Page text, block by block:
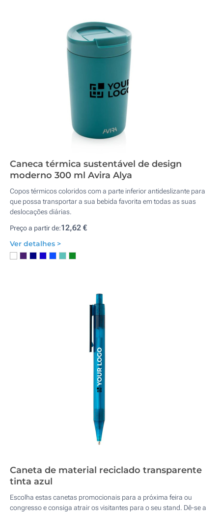
Caneca térmica sustentável de design
moderno 300 ml Avira Alya
Copos térmicos coloridos com a parte inferior antideslizante para
que possa transportar a sua bebida favorita em todas as suas
deslocações diárias.
Preço a partir de:12,62 €
Ver detalhes >
Caneta de material reciclado transparente
tinta azul
Escolha estas canetas promocionais para a próxima feira ou
congresso e consiga atrair os visitantes para o seu stand. Dê-se a